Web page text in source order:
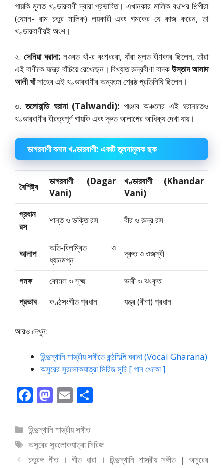
গায়কি মূলত খণ্ডারবাণী দ্বারা প্রভাবিত। এখানকার মালিক বংশের শিল্পীরা
(যেমন- রাম চতুর মালিক) লয়কারী এবং গমকের যে কাজ করেন, তা
খণ্ডারবাণীরই অংশ।
২. সেনিয়া ঘরানা: নওবত খাঁ-র বংশধররা, যাঁরা মূলত বীণকার ছিলেন, তাঁরা
এই বাণীকে যন্ত্রে বাঁচিয়ে রেখেছেন। বিখ্যাত রুদ্রবীণা বাদকউস্তাদ আসাদ
আলী খাঁসাহেব এই খণ্ডারবাণীর অন্যতম শ্রেষ্ঠ প্রতিনিধি ছিলেন।
৩.তলোয়ান্ডি ঘরানা (Talwandi): পাঞ্জাব অঞ্চলের এই ঘরানাতেও
খণ্ডারবাণীর বীরত্বপূর্ণ গায়কি এবং দ্রুত আলাপের আধিক্য দেখা যায়।
ডাগরবাণী বনাম খণ্ডারবাণী: একটি তুলনামূলক ছক
বৈশিষ্ট্য
ডাগরবাণী (Dagar
Vani)
খণ্ডারবাণী (Khandar
Vani)
প্রধান
রস
শান্ত ও ভক্তি রস বীর ও রুদ্র রস
আলাপ
অতি-বিলম্বিত ও
ধ্যানমগ্ন
দ্রুত ও ওজস্বী
গমক কোমল ও সূক্ষ্ম
ভারী ও ঝংকৃত
প্রভাব
কণ্ঠসংগীত প্রধান যন্ত্র (বীণা) প্রধান
আরও দেখুন:
হিন্দুস্থানি শাস্ত্রীয় সঙ্গীতে কন্ঠশিল্পি ঘরানা (Vocal Gharana)
অসুরের সুরলোকযাত্রা সিরিজ সূচি [ গান খেকো ]
F
e
b
o
M
to
d
o
E
ai
l e
বিভাগ
সমূহ
হিন্দুস্থানি শাস্ত্রীয় সঙ্গীত
ট্যাগ
সমূহ
অসুরের সুরলোকযাত্রা সিরিজ
চতুরঙ্গ গীত । গীত ধারা । হিন্দুস্থানি শাস্ত্রীয় সঙ্গীত | অসুরের